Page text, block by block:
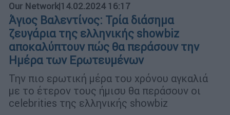
Our Network|14.02.2024 16:17
Άγιος Βαλεντίνος: Τρία διάσημα
ζευγάρια της ελληνικής showbiz
αποκαλύπτουν πώς θα περάσουν την
Ημέρα των Ερωτευμένων
Την πιο ερωτική μέρα του χρόνου αγκαλιά
με το έτερον τους ήμισυ θα περάσουν οι
celebrities της ελληνικής showbiz